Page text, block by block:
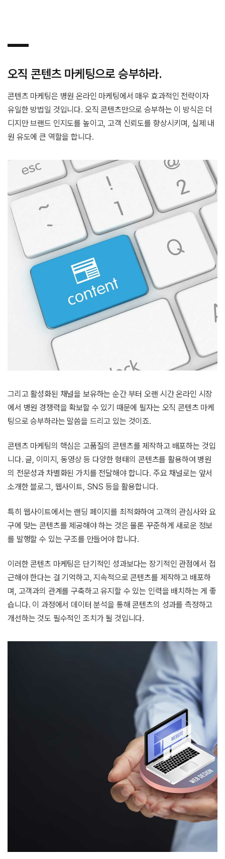
오직 콘텐츠 마케팅으로 승부하라.
콘텐츠 마케팅은 병원 온라인 마케팅에서 매우 효과적인 전략이자
유일한 방법일 것입니다. 오직 콘텐츠만으로 승부하는 이 방식은 더
디지만 브랜드 인지도를 높이고, 고객 신뢰도를 향상시키며, 실제 내
원 유도에 큰 역할을 합니다.
그리고 활성화된 채널을 보유하는 순간 부터 오랜 시간 온라인 시장
에서 병원 경쟁력을 확보할 수 있기 때문에 필자는 오직 콘텐츠 마케
팅으로 승부하라는 말씀을 드리고 있는 것이죠.
콘텐츠 마케팅의 핵심은 고품질의 콘텐츠를 제작하고 배포하는 것입
니다. 글, 이미지, 동영상 등 다양한 형태의 콘텐츠를 활용하여 병원
의 전문성과 차별화된 가치를 전달해야 합니다. 주요 채널로는 앞서
소개한 블로그, 웹사이트, SNS 등을 활용합니다.
특히 웹사이트에서는 랜딩 페이지를 최적화하여 고객의 관심사와 요
구에 맞는 콘텐츠를 제공해야 하는 것은 물론 꾸준하게 새로운 정보
를 발행할 수 있는 구조를 만들어야 합니다.
이러한 콘텐츠 마케팅은 단기적인 성과보다는 장기적인 관점에서 접
근해야 한다는 걸 기억하고, 지속적으로 콘텐츠를 제작하고 배포하
며, 고객과의 관계를 구축하고 유지할 수 있는 인력을 배치하는 게 좋
습니다. 이 과정에서 데이터 분석을 통해 콘텐츠의 성과를 측정하고
개선하는 것도 필수적인 조치가 될 것입니다.